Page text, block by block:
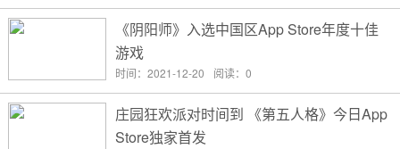
《阴阳师》入选中国区App Store年度十佳
游戏
时间：2021-12-20 阅读：0
庄园狂欢派对时间到 《第五人格》今日App
Store独家首发